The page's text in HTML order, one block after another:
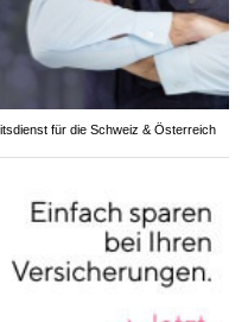
für die Schweiz & Österreich